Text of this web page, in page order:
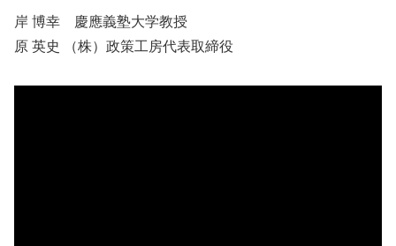
岸 博幸 慶應義塾大学教授
原 英史 （株）政策工房代表取締役